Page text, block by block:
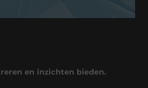
en inzichten bieden.